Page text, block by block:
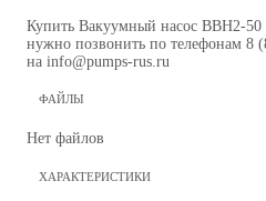
Купить Вакуумный насос ВВН2-50
нужно позвонить по телефонам 8
на info@pumps-rus.ru
ФАЙЛЫ
Нет файлов
ХАРАКТЕРИСТИКИ